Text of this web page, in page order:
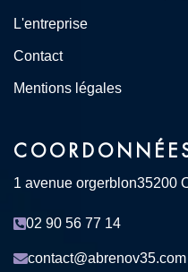
L'entreprise
Contact
Mentions légales
1 avenue orgerblon35200
02 90 56 77 14
contact@abrenov35.com